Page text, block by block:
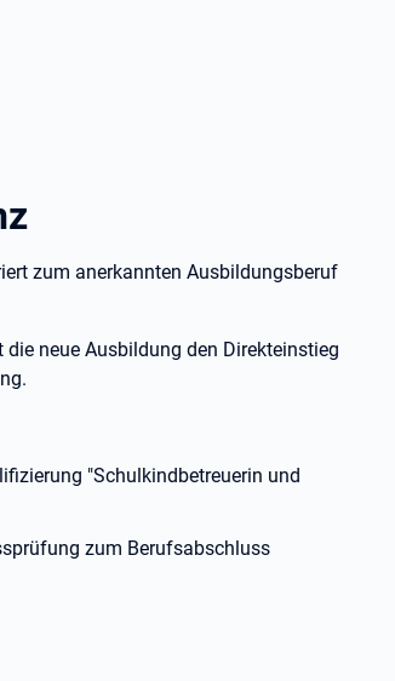
zum anerkannten Ausbildungsberuf
neue Ausbildung den Direkteinstieg
"Schulkindbetreuerin und
zum Berufsabschluss